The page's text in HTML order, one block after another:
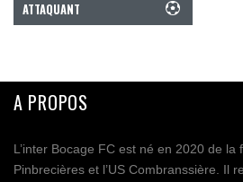
ATTAQUANT
A PROPOS
L’inter Bocage FC est né en 2020 de la
Pinbrecières et l’US Combranssière. Il